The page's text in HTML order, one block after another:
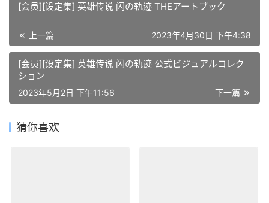
[会员][设定集] 英雄传说 闪の轨迹 THEアートブック
上一篇 2023年4月30日 下午4:38
[会员][设定集] 英雄传说 闪の轨迹 公式ビジュアルコレク
ション
下一篇
2023年5月2日 下午11:56
猜你喜欢